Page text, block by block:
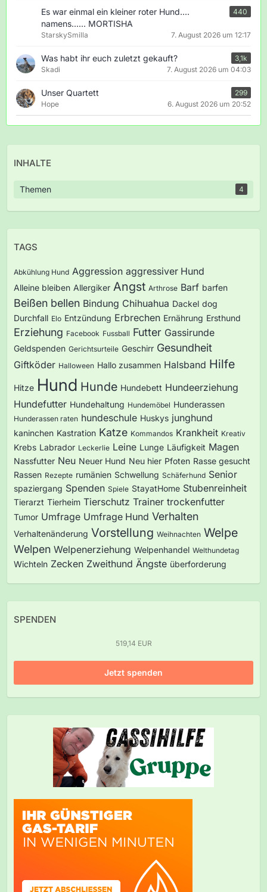
Es war einmal ein kleiner roter Hund....
namens...... MORTISHA
440
StarskySmilla 7. August 2026 um 12:17
Was habt ihr euch zuletzt gekauft?
3,1k
Skadi
7. August 2026 um 04:03
Unser Quartett
299
Hope
6. August 2026 um 20:52
INHALTE
Themen 4
TAGS
Abkühlung Hund Aggression aggressiver Hund
Alleine bleiben Allergiker Angst Arthrose Barf barfen
Beißen bellen Bindung Chihuahua Dackel dog
Durchfall Elo Entzündung Erbrechen Ernährung Ersthund
Erziehung Facebook Fussball Futter Gassirunde
Geldspenden Gerichtsurteile Geschirr Gesundheit
Giftköder Halloween Hallo zusammen Halsband Hilfe
Hitze Hund Hunde Hundebett Hundeerziehung
Hundefutter Hundehaltung Hundemöbel Hunderassen
Hunderassen raten hundeschule Huskys junghund
kaninchen Kastration Katze Kommandos Krankheit Kreativ
Krebs Labrador Leckerlie Leine Lunge Läufigkeit Magen
Nassfutter Neu Neuer Hund Neu hier Pfoten Rasse gesucht
Rassen Rezepte rumänien Schwellung Schäferhund Senior
spaziergang Spenden Spiele StayatHome Stubenreinheit
Tierarzt Tierheim Tierschutz Trainer trockenfutter
Tumor Umfrage Umfrage Hund Verhalten
Verhaltenänderung Vorstellung Weihnachten Welpe
Welpen Welpenerziehung Welpenhandel Welthundetag
Wichteln Zecken Zweithund Ängste überforderung
SPENDEN
519,14 EUR
Jetzt spenden